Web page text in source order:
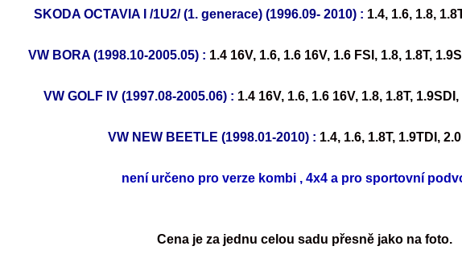
SKODA OCTAVIA I /1U2/ (1. generace) (1996.09- 2010) : 1.4, 1.6, 1.8,
VW BORA (1998.10-2005.05) : 1.4 16V, 1.6, 1.6 16V, 1.6 FSI, 1.8, 1.8T,
VW GOLF IV (1997.08-2005.06) : 1.4 16V, 1.6, 1.6 16V, 1.8, 1.8T,
VW NEW BEETLE (1998.01-2010) : 1.4, 1.6, 1.8T, 1.9TDI,
není určeno pro verze kombi , 4x4 a pro sportovní
Cena je za jednu celou sadu přesně jako na foto.